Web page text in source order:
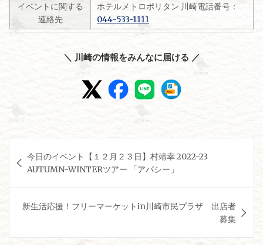
イベントに関する
連絡先
ホテルメトロポリタン 川崎電話番号：
044-533-1111
＼ 川崎の情報をみんなに届ける ／
稿
ナ
ビ
ー
今日のイベント【１２月２３日】村靖幸 2022-23
AUTUMN-WINTERツアー 「アパシー」
新生活応援！フリーマーケットin川崎市民プラザ 出店者
募集